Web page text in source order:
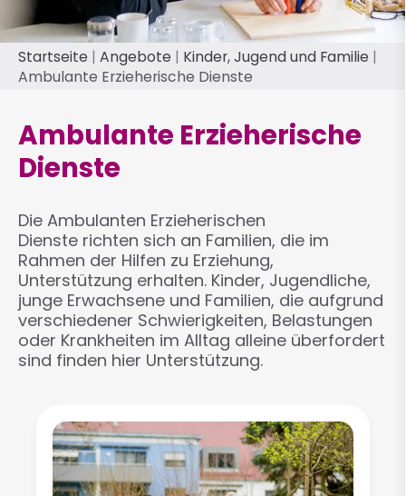
Pfadnavigation
Startseite Angebote
Kinder, Jugend und Familie
Ambulante Erzieherische Dienste
Ambulante Erzieherische
Dienste
Die Ambulanten Erzieherischen
Dienste richten sich an Familien, die im
Rahmen der Hilfen zu Erziehung,
Unterstützung erhalten. Kinder, Jugendliche,
junge Erwachsene und Familien, die aufgrund
verschiedener Schwierigkeiten, Belastungen
oder Krankheiten im Alltag alleine überfordert
sind finden hier Unterstützung.